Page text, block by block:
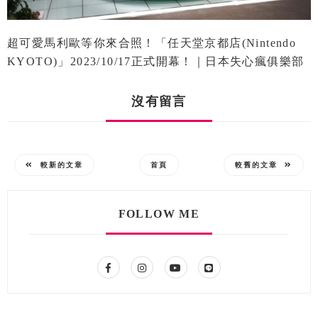
超可愛馬利歐等你來合照！「任天堂京都店(Nintendo
KYOTO)」2023/10/17正式開幕！｜日本失心瘋俱樂部
沒有留言
較新的文章 首頁 較舊的文章
FOLLOW ME